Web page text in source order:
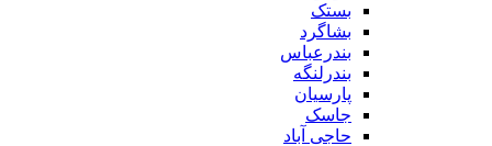
بستک
بشاگرد
بندرعباس
بندرلنگه
پارسیان
جاسک
حاجی آباد